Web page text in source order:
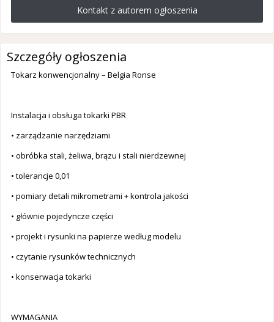
Kontakt z autorem ogłoszenia
Szczegóły ogłoszenia
Tokarz konwencjonalny – Belgia Ronse
Instalacja i obsługa tokarki PBR
• zarządzanie narzędziami
• obróbka stali, żeliwa, brązu i stali nierdzewnej
• tolerancje 0,01
• pomiary detali mikrometrami + kontrola jakości
• głównie pojedyncze części
• projekt i rysunki na papierze według modelu
• czytanie rysunków technicznych
• konserwacja tokarki
WYMAGANIA